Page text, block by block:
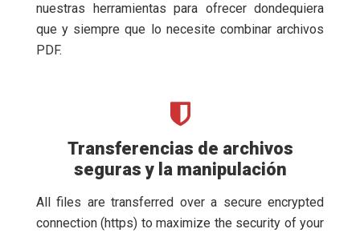
nuestras herramientas para ofrecer dondequiera
que y siempre que lo necesite combinar archivos
PDF.
Transferencias de archivos
seguras y la manipulación
All files are transferred over a secure encrypted
connection (https) to maximize the security of your